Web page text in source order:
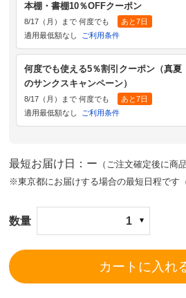
本棚・書棚10％OFFクーポン
8/17（月）まで 何度でも
あと7日
適用最低額なし
ご利用条件
何度でも使える5％割引クーポン（真夏
のサンクスキャンペーン）
8/17（月）まで 何度でも
あと7日
適用最低額なし
ご利用条件
最短お届け日：ー （ご注文確定後に商
※東京都にお届けする場合の最短日程です
数量 1
カートに入れ